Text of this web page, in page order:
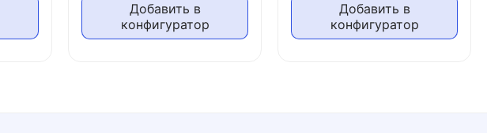
Добавить в
конфигуратор
Добавить в
конфигуратор